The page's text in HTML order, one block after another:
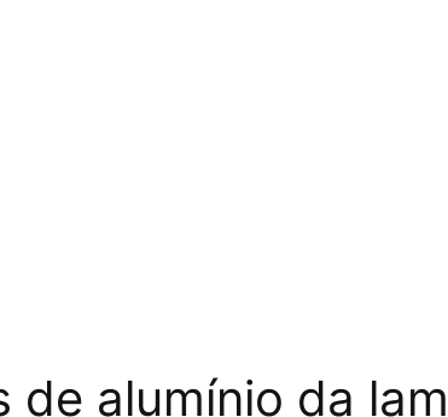
de alumínio da